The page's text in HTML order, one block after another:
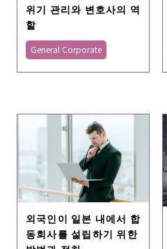
위기 관리와 변호사의 역
할
General Corporate
외국인이 일본 내에서 합
동회사를 설립하기 위한